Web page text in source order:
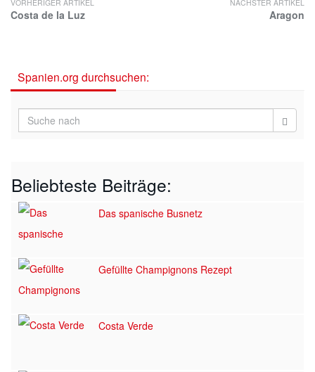
VORHERIGER ARTIKEL
Costa de la Luz
NÄCHSTER ARTIKEL
Aragon
Spanien.org durchsuchen:
Beliebteste Beiträge:
Das spanische Busnetz
Gefüllte Champignons Rezept
Costa Verde